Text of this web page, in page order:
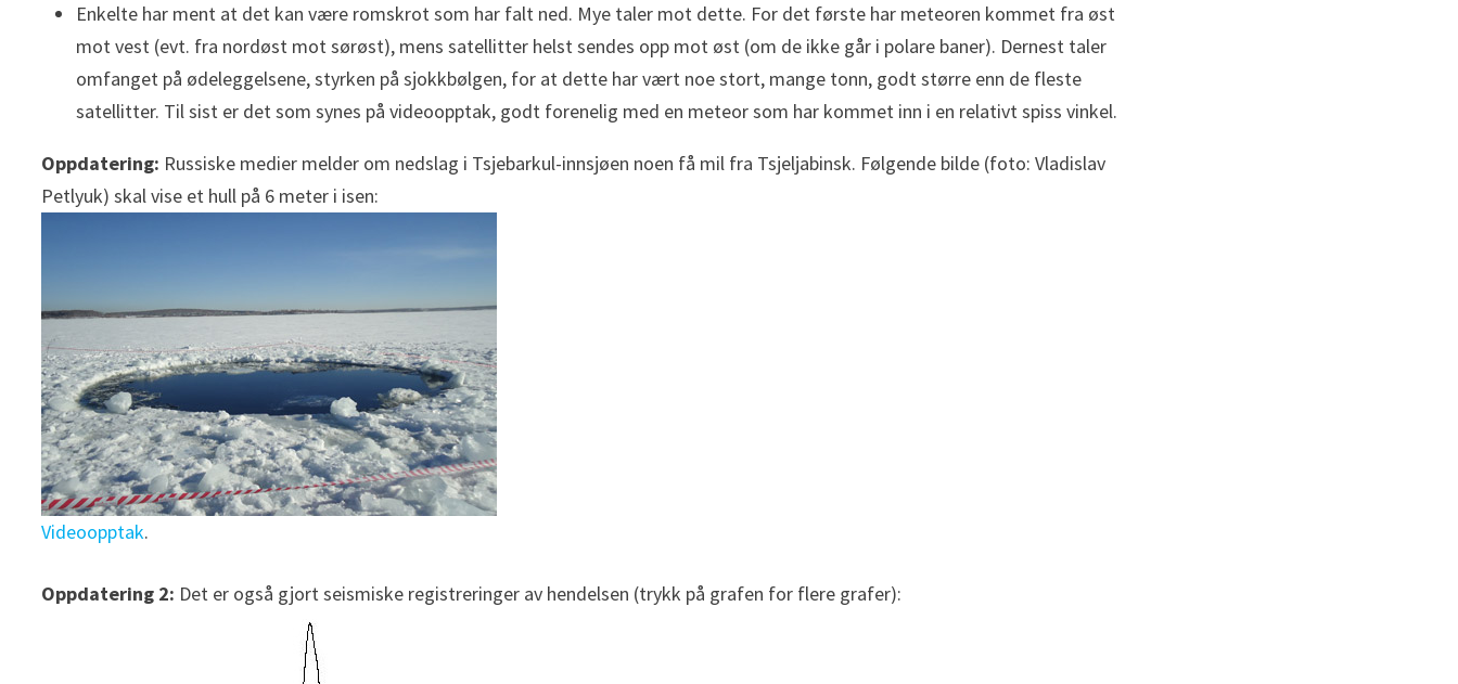
Enkelte har ment at det kan være romskrot som har falt ned. Mye taler mot dette. For det første har meteoren kommet fra øst
mot vest (evt. fra nordøst mot sørøst), mens satellitter helst sendes opp mot øst (om de ikke går i polare baner). Dernest taler
omfanget på ødeleggelsene, styrken på sjokkbølgen, for at dette har vært noe stort, mange tonn, godt større enn de fleste
satellitter. Til sist er det som synes på videoopptak, godt forenelig med en meteor som har kommet inn i en relativt spiss vinkel.
Oppdatering: Russiske medier melder om nedslag i Tsjebarkul-innsjøen noen få mil fra Tsjeljabinsk. Følgende bilde (foto: Vladislav
Petlyuk) skal vise et hull på 6 meter i isen:
Videoopptak.
Oppdatering 2: Det er også gjort seismiske registreringer av hendelsen (trykk på grafen for flere grafer):